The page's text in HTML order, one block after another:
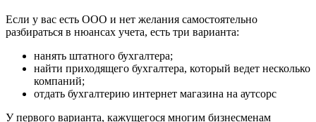
Если у вас есть ООО и нет желания самостоятельно
разбираться в нюансах учета, есть три варианта:
нанять штатного бухгалтера;
найти приходящего бухгалтера, который ведет несколько
компаний;
отдать бухгалтерию интернет магазина на аутсорс
У первого варианта, кажущегося многим бизнесменам